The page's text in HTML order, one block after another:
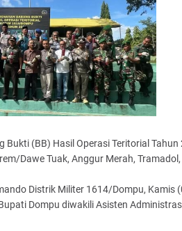
(BB) Hasil Operasi Teritorial
Dawe Tuak, Anggur Merah,
Distrik Militer 1614/Dompu, Kamis
Dompu diwakili Asisten